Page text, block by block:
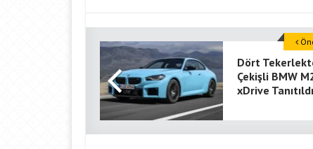
Dört
Çekişli BMW
xDrive Tanıtıldı